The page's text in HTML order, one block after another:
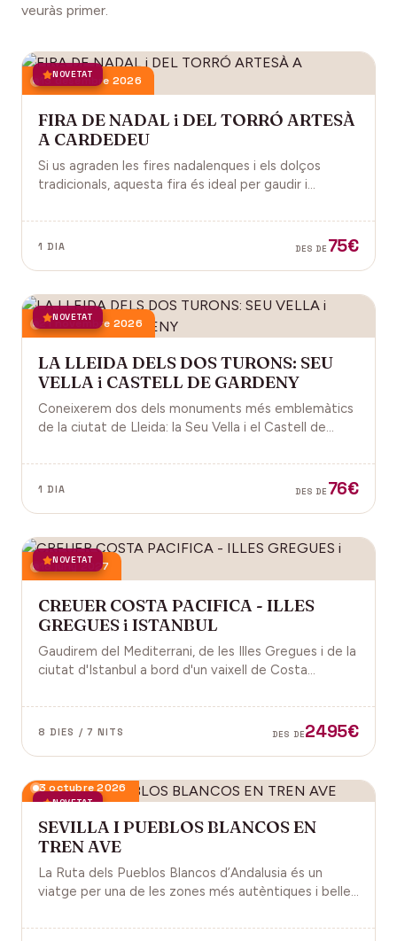
veuràs primer.
NOVETAT
13 desembre 2026
FIRA DE NADAL i DEL TORRÓ ARTESÀ
A CARDEDEU
Si us agraden les fires nadalenques i els dolços
tradicionals, aquesta fira és ideal per gaudir i
1 DIA DES DE 75€
NOVETAT
21 novembre 2026
LA LLEIDA DELS DOS TURONS: SEU
VELLA i CASTELL DE GARDENY
Coneixerem dos dels monuments més emblemàtics
de la ciutat de Lleida: la Seu Vella i el Castell de
1 DIA DES DE 76€
NOVETAT
18 juny 2027
CREUER COSTA PACIFICA - ILLES
GREGUES i ISTANBUL
Gaudirem del Mediterrani, de les Illes Gregues i de la
ciutat d'Istanbul a bord d'un vaixell de Costa
8 DIES / 7 NITS DES DE2495€
NOVETAT
3 octubre 2026
SEVILLA I PUEBLOS BLANCOS EN
TREN AVE
La Ruta dels Pueblos Blancos d’Andalusia és un
viatge per una de les zones més autèntiques i belles
Cadis i Màlaga. Vens amb nosaltres?